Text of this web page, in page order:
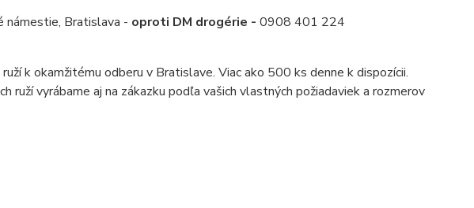
námestie, Bratislava - oproti DM drogérie - 0908 401 224
k okamžitému odberu v Bratislave. Viac ako 500 ks denne k dispozícii.
ruží vyrábame aj na zákazku podľa vašich vlastných požiadaviek a rozmerov